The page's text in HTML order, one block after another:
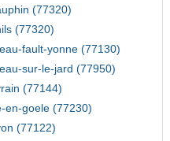
(77320)
(77320)
fault-yonne (77130)
sur-le-jard (77950)
(77144)
en-goele (77230)
(77122)